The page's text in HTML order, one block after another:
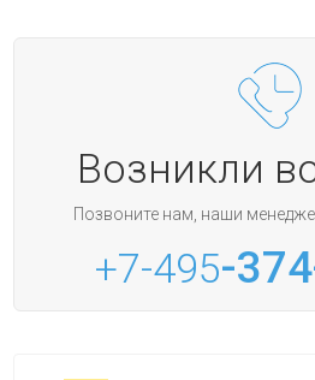
Возникли
Позвоните нам, наши
+7-495-